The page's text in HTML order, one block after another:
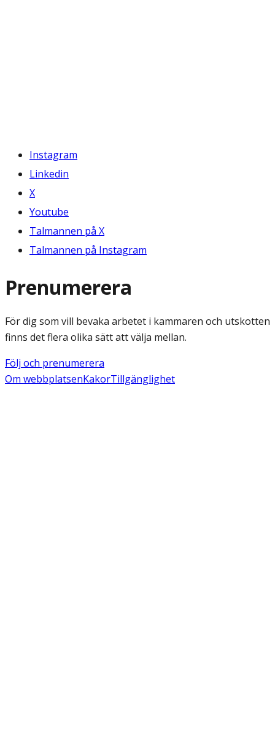
Instagram
Linkedin
X
Youtube
Talmannen på X
Talmannen på Instagram
Prenumerera
För dig som vill bevaka arbetet i kammaren och utskotten
finns det flera olika sätt att välja mellan.
Följ och prenumerera
Om webbplatsenKakorTillgänglighet